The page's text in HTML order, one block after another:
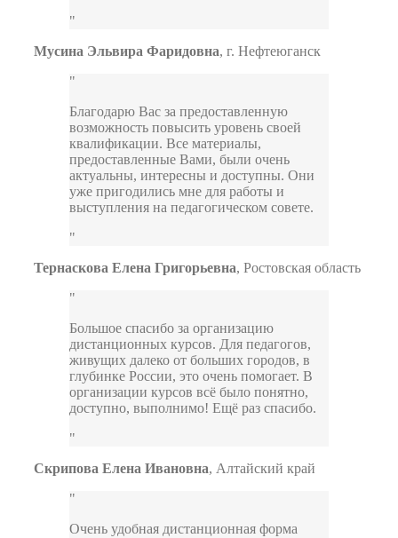
Мусина Эльвира Фаридовна, г. Нефтеюганск
Благодарю Вас за предоставленную
возможность повысить уровень своей
квалификации. Все материалы,
предоставленные Вами, были очень
актуальны, интересны и доступны. Они
уже пригодились мне для работы и
выступления на педагогическом совете.
Тернаскова Елена Григорьевна, Ростовская область
Большое спасибо за организацию
дистанционных курсов. Для педагогов,
живущих далеко от больших городов, в
глубинке России, это очень помогает. В
организации курсов всё было понятно,
доступно, выполнимо! Ещё раз спасибо.
Скрипова Елена Ивановна, Алтайский край
Очень удобная дистанционная форма